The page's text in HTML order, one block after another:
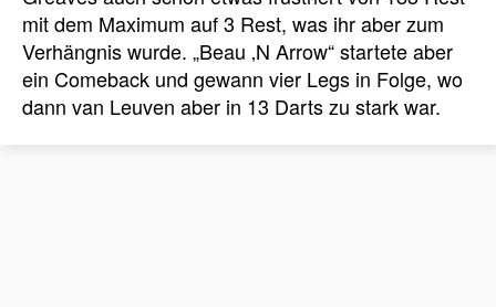
mit dem Maximum auf 3 Rest, was ihr aber zum
Verhängnis wurde. „Beau ‚N Arrow“ startete aber
ein Comeback und gewann vier Legs in Folge, wo
dann van Leuven aber in 13 Darts zu stark war.